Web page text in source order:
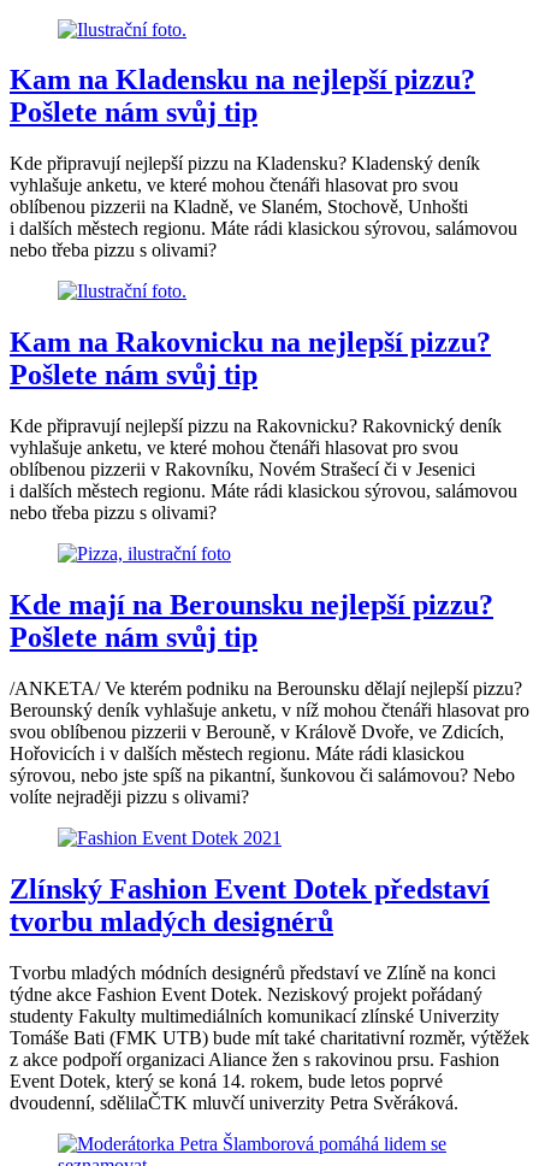
Kam na Kladensku na nejlepší pizzu?
Pošlete nám svůj tip
Kde připravují nejlepší pizzu na Kladensku? Kladenský deník
vyhlašuje anketu, ve které mohou čtenáři hlasovat pro svou
oblíbenou pizzerii na Kladně, ve Slaném, Stochově, Unhošti
i dalších městech regionu. Máte rádi klasickou sýrovou, salámovou
nebo třeba pizzu s olivami?
Kam na Rakovnicku na nejlepší pizzu?
Pošlete nám svůj tip
Kde připravují nejlepší pizzu na Rakovnicku? Rakovnický deník
vyhlašuje anketu, ve které mohou čtenáři hlasovat pro svou
oblíbenou pizzerii v Rakovníku, Novém Strašecí či v Jesenici
i dalších městech regionu. Máte rádi klasickou sýrovou, salámovou
nebo třeba pizzu s olivami?
Kde mají na Berounsku nejlepší pizzu?
Pošlete nám svůj tip
/ANKETA/ Ve kterém podniku na Berounsku dělají nejlepší pizzu?
Berounský deník vyhlašuje anketu, v níž mohou čtenáři hlasovat pro
svou oblíbenou pizzerii v Berouně, v Králově Dvoře, ve Zdicích,
Hořovicích i v dalších městech regionu. Máte rádi klasickou
sýrovou, nebo jste spíš na pikantní, šunkovou či salámovou? Nebo
volíte nejraději pizzu s olivami?
Zlínský Fashion Event Dotek představí
tvorbu mladých designérů
Tvorbu mladých módních designérů představí ve Zlíně na konci
týdne akce Fashion Event Dotek. Neziskový projekt pořádaný
studenty Fakulty multimediálních komunikací zlínské Univerzity
Tomáše Bati (FMK UTB) bude mít také charitativní rozměr, výtěžek
z akce podpoří organizaci Aliance žen s rakovinou prsu. Fashion
Event Dotek, který se koná 14. rokem, bude letos poprvé
dvoudenní, sdělilaČTK mluvčí univerzity Petra Svěráková.